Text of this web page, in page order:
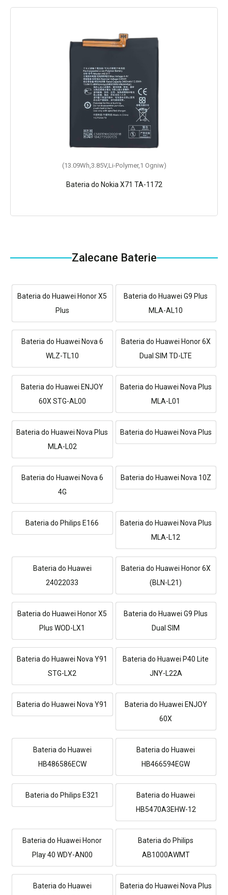
(13.09Wh,3.85V,Li-Polymer,1 Ogniw)
Bateria do Nokia X71 TA-1172
Zalecane Baterie
Bateria do Huawei Honor X5
Plus
Bateria do Huawei G9 Plus
MLA-AL10
Bateria do Huawei Nova 6
WLZ-TL10
Bateria do Huawei Honor 6X
Dual SIM TD-LTE
Bateria do Huawei ENJOY
60X STG-AL00
Bateria do Huawei Nova Plus
MLA-L01
Bateria do Huawei Nova Plus
MLA-L02
Bateria do Huawei Nova Plus
Bateria do Huawei Nova 6
4G
Bateria do Huawei Nova 10Z
Bateria do Philips E166
Bateria do Huawei Nova Plus
MLA-L12
Bateria do Huawei
24022033
Bateria do Huawei Honor 6X
(BLN-L21)
Bateria do Huawei Honor X5
Plus WOD-LX1
Bateria do Huawei G9 Plus
Dual SIM
Bateria do Huawei Nova Y91
STG-LX2
Bateria do Huawei P40 Lite
JNY-L22A
Bateria do Huawei Nova Y91
Bateria do Huawei ENJOY
60X
Bateria do Huawei
HB486586ECW
Bateria do Huawei
HB466594EGW
Bateria do Philips E321
Bateria do Huawei
HB5470A3EHW-12
Bateria do Huawei Honor
Play 40 WDY-AN00
Bateria do Philips
AB1000AWMT
Bateria do Huawei
Bateria do Huawei Nova Plus